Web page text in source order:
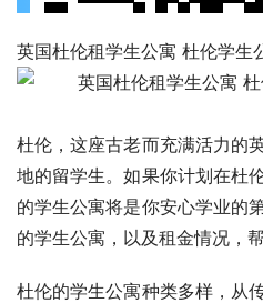
英国杜伦租学生公寓 杜伦学生
杜伦，这座古老而充满活力的
地的留学生。如果你计划在杜
的学生公寓将是你安心学业的
的学生公寓，以及租金情况，
杜伦的学生公寓种类多样，从